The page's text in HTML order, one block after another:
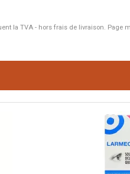
la TVA - hors frais de livraison. Page